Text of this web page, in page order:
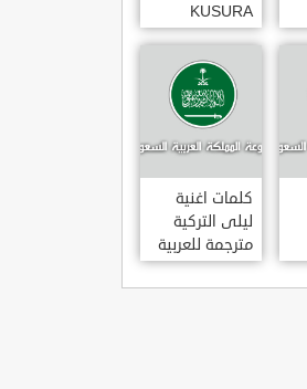
KUSURA
BAKMA
مترجمة للعربية
غناء المطربة
سيزن أكسو
SEZEN AKSU
كلمات اغنية
ليلى التركية
مترجمة للعربية
غناء المطرب
مراد دالكليليتش